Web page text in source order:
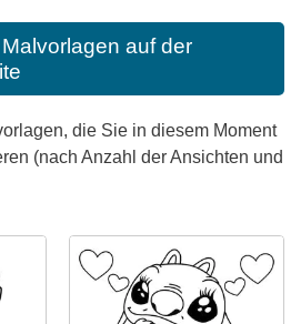
auf der
die Sie in diesem Moment
(nach Anzahl der Ansichten und